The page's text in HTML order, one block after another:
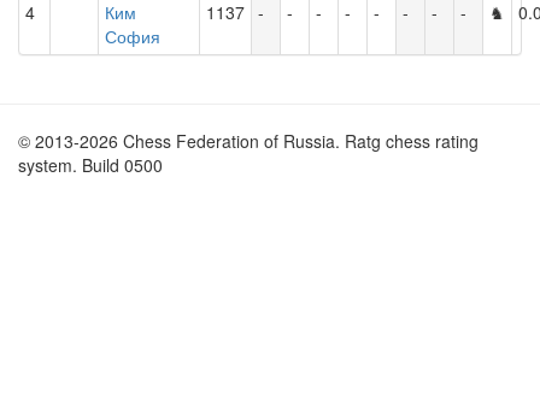
4
Ким
София
1137 - - - - - - - - ♞
© 2013-2026 Chess Federation of Russia. Ratg chess rating
system. Build 0500